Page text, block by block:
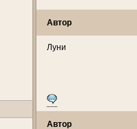
Автор
Луни
Автор